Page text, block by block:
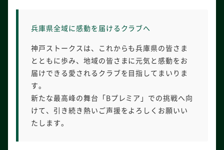
兵庫県全域に感動を届けるクラブへ
神戸ストークスは、これからも兵庫県の皆さま
とともに歩み、地域の皆さまに元気と感動をお
届けできる愛されるクラブを目指してまいりま
す。
新たな最高峰の舞台「Bプレミア」での挑戦へ向
けて、引き続き熱いご声援をよろしくお願いい
たします。